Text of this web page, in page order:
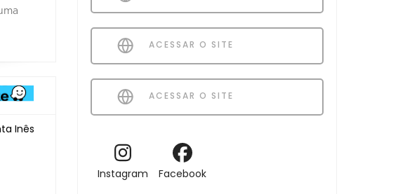
Inês
ACESSAR O SITE
ACESSAR O SITE
Instagram Facebook